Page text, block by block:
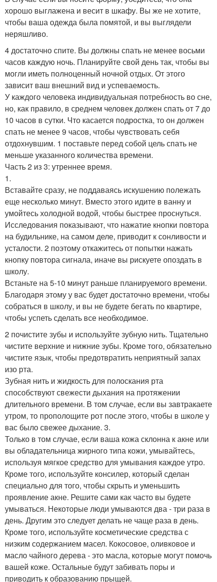
хорошо выглажена и весит в шкафу. Вы же не хотите,
чтобы ваша одежда была помятой, и вы выглядели
неряшливо.
4 достаточно спите. Вы должны спать не менее восьми
часов каждую ночь. Планируйте свой день так, чтобы вы
могли иметь полноценный ночной отдых. От этого
зависит ваш внешний вид и успеваемость.
У каждого человека индивидуальная потребность во сне,
но, как правило, в среднем человек должен спать от 7 до
10 часов в сутки. Что касается подростка, то он должен
спать не менее 9 часов, чтобы чувствовать себя
отдохнувшим. 1 поставьте перед собой цель спать не
меньше указанного количества времени.
Часть 2 из 3: утреннее время.
1.
Вставайте сразу, не поддаваясь искушению полежать
еще несколько минут. Вместо этого идите в ванну и
умойтесь холодной водой, чтобы быстрее проснуться.
Исследования показывают, что нажатие кнопки повтора
на будильнике, на самом деле, приводит к сонливости и
усталости. 2 поэтому откажитесь от попытки нажать
кнопку повтора сигнала, иначе вы рискуете опоздать в
школу.
Встаньте на 5-10 минут раньше планируемого времени.
Благодаря этому у вас будет достаточно времени, чтобы
собраться в школу, и вы не будете бегать по квартире,
чтобы успеть сделать все необходимое.
2 почистите зубы и используйте зубную нить. Тщательно
чистите верхние и нижние зубы. Кроме того, обязательно
чистите язык, чтобы предотвратить неприятный запах
изо рта.
Зубная нить и жидкость для полоскания рта
способствуют свежести дыхания на протяжении
длительного времени. В том случае, если вы завтракаете
утром, то прополощите рот после этого, чтобы в школе у
вас было свежее дыхание. 3.
Только в том случае, если ваша кожа склонна к акне или
вы обладательница жирного типа кожи, умывайтесь,
используя мягкое средство для умывания каждое утро.
Кроме того, используйте консилер, который сделан
специально для того, чтобы скрыть и уменьшить
проявление акне. Решите сами как часто вы будете
умываться. Некоторые люди умываются два - три раза в
день. Другим это следует делать не чаще раза в день.
Кроме того, используйте косметические средства с
низким содержанием масел. Кокосовое, оливковое и
масло чайного дерева - это масла, которые могут помочь
вашей коже. Остальные будут забивать поры и
приводить к образованию прыщей.